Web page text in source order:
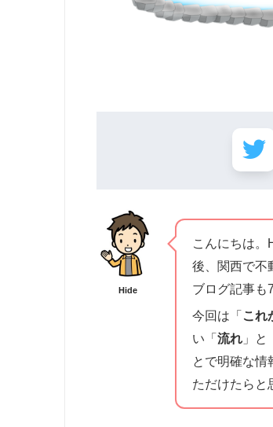
Hide
こんにちは
後、関西で不
ブログ記事も
今回は「これ
い「流れ 」と
とで明確な情
ただけたらと